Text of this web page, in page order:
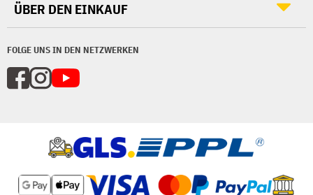
FOLGE UNS IN DEN NETZWERKEN
ÜBER DEN EINKAUF